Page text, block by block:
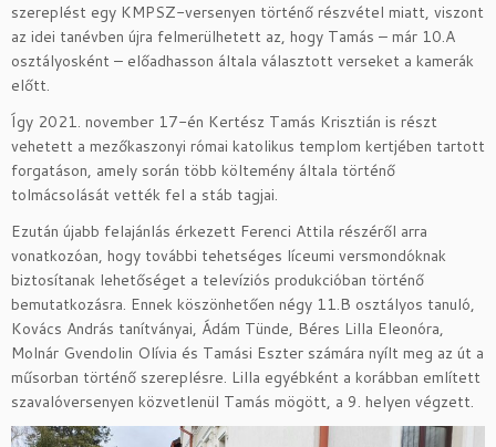
szereplést egy KMPSZ-versenyen történő részvétel miatt, viszont
az idei tanévben újra felmerülhetett az, hogy Tamás – már 10.A
osztályosként – előadhasson általa választott verseket a kamerák
előtt.
Így 2021. november 17-én Kertész Tamás Krisztián is részt
vehetett a mezőkaszonyi római katolikus templom kertjében tartott
forgatáson, amely során több költemény általa történő
tolmácsolását vették fel a stáb tagjai.
Ezután újabb felajánlás érkezett Ferenci Attila részéről arra
vonatkozóan, hogy további tehetséges líceumi versmondóknak
biztosítanak lehetőséget a televíziós produkcióban történő
bemutatkozásra. Ennek köszönhetően négy 11.B osztályos tanuló,
Kovács András tanítványai, Ádám Tünde, Béres Lilla Eleonóra,
Molnár Gvendolin Olívia és Tamási Eszter számára nyílt meg az út a
műsorban történő szereplésre. Lilla egyébként a korábban említett
szavalóversenyen közvetlenül Tamás mögött, a 9. helyen végzett.